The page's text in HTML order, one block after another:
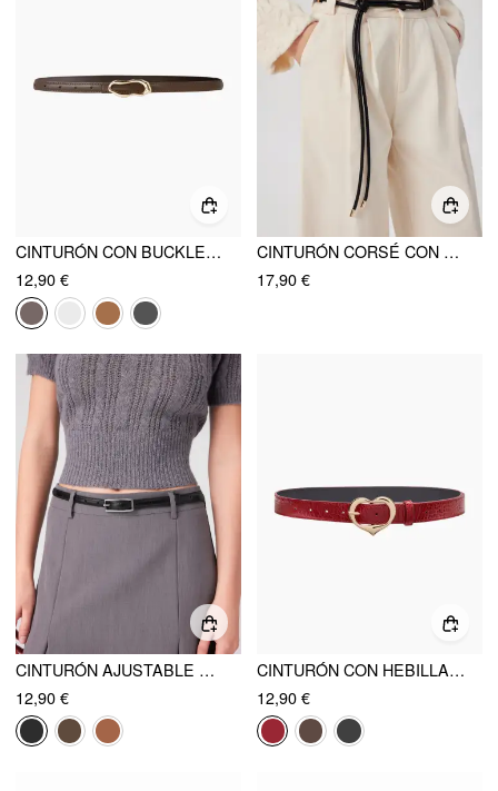
CINTURÓN CON BUCKLE IRREGULAR
12,90 €
CINTURÓN CORSÉ CON NUDO
17,90 €
CINTURÓN AJUSTABLE CON BUCKLE RECTANGULAR
12,90 €
CINTURÓN CON HEBILLA EN FORMA DE CORAZÓN
12,90 €